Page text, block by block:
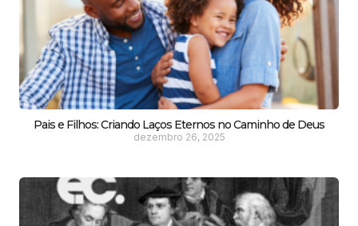
Pais e Filhos: Criando Laços Eternos no Caminho de Deus
dezembro 26, 2025